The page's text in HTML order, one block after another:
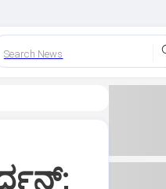
Search News